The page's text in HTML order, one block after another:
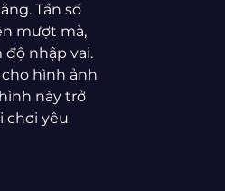
Tần số
mượt mà,
nhập vai.
hình ảnh
này trở
chơi yêu